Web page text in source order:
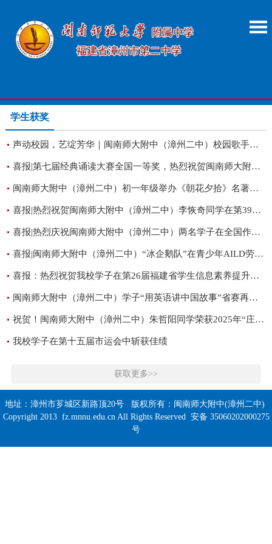
学生获奖
声动校园，艺绽芳华｜闽南师大附中（漳州二中）校园歌手大赛圆满落幕
喜报|第七届经典诵读大赛全国一等奖，热烈祝贺闽南师大附中（漳州二中）黄鑫同学！
闽南师大附中（漳州二中）初一年级举办《朝花夕拾》名著阅读创意作业展示活动
喜报|热烈祝贺闽南师大附中（漳州二中）李恢奇同学在第39届中国化学奥林匹克竞赛中获奖
喜报|热烈庆祝闽南师大附中（漳州二中）两名学子在全国作文大赛中获奖
喜报|闽南师大附中（漳州二中）“冰企鹅队”在青少年AILD劳动技能大赛全国决赛中荣获银奖
喜报：热烈祝贺我校学子在第26届福建省学生信息素养提升实践活动中喜获佳绩
闽南师大附中（漳州二中）学子“用英语讲中国故事”省赛再创佳绩
祝贺！闽南师大附中（漳州二中）朱哲阳同学荣获2025年“庄采芳·庄重文奖学金"
我校学子在第十五届市运会中斩获佳绩
获取更多>>
地址：漳州市芗城区新路顶20号 版权所有：闽南师大附中(漳州二中)
Copyright 2013 fz.mnnu.edu.cn All Rights Reserved 安备 35060202000275
号